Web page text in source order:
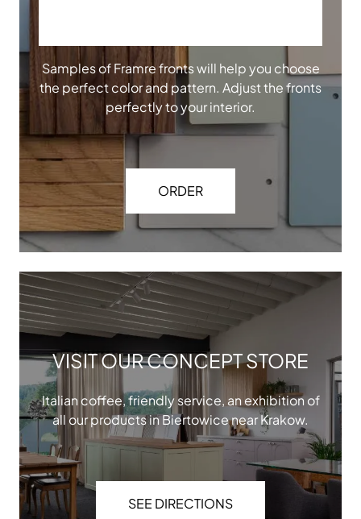
Samples of Framre fronts will help you choose
the perfect color and pattern. Adjust the fronts
perfectly to your interior.
ORDER
VISIT OUR CONCEPT STORE
Italian coffee, friendly service, an exhibition of
all our products in Biertowice near Krakow.
SEE DIRECTIONS